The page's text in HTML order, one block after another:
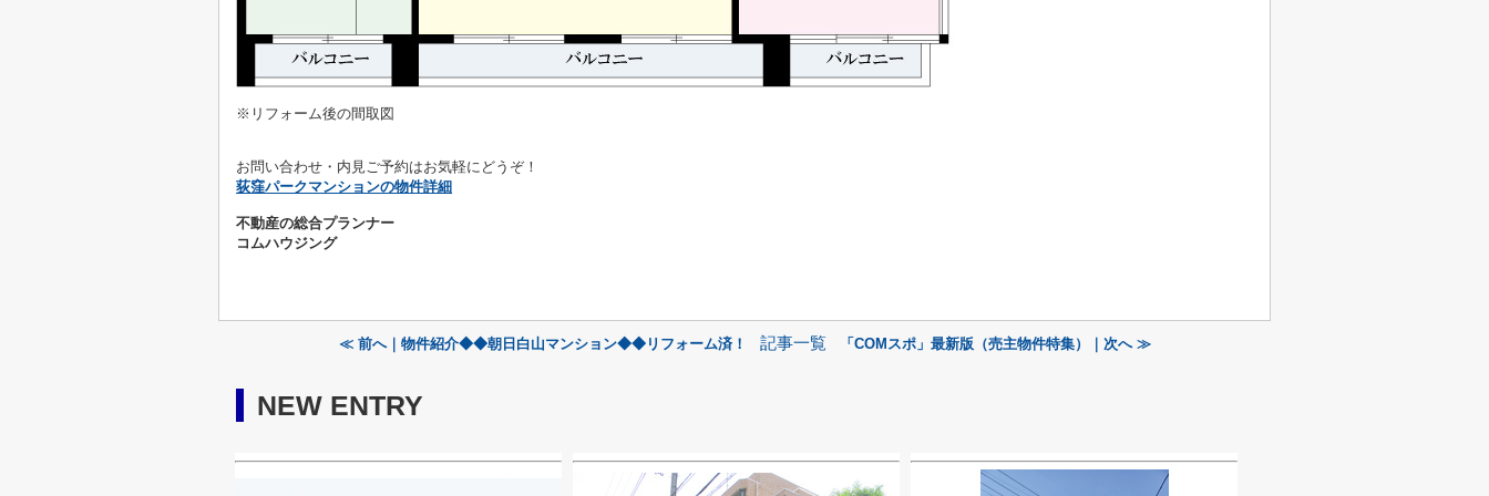
※リフォーム後の間取図
お問い合わせ・内見ご予約はお気軽にどうぞ！
荻窪パークマンションの物件詳細
不動産の総合プランナー
コムハウジング
≪ 前へ｜物件紹介◆◆朝日白山マンション◆◆リフォーム済！ 記事一覧 「COMスポ」最新版（売主物件特集）｜次へ ≫
NEW ENTRY